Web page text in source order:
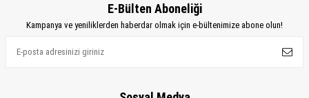
E-Bülten Aboneliği
Kampanya ve yeniliklerden haberdar olmak için e-bültenimize abone olun!